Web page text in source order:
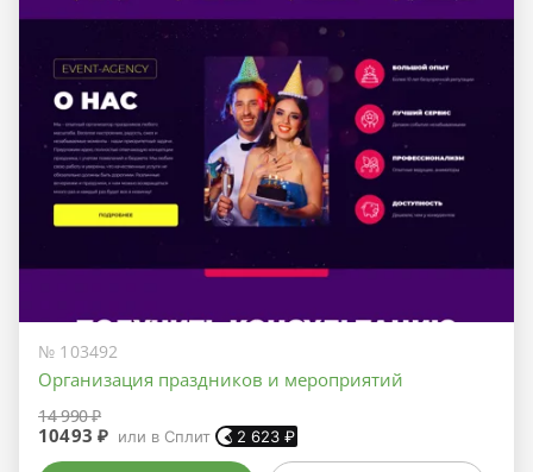
№ 103492
Организация праздников и мероприятий
14 990 ₽
10493 ₽ или в Сплит 2 623 ₽